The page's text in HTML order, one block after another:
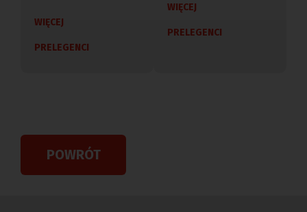
WIĘCEJ
PRELEGENCI
WIĘCEJ
PRELEGENCI
POWRÓT